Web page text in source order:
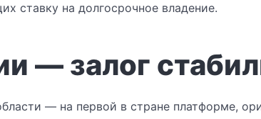
ставку на долгосрочное владение.
— залог
— на первой в стране платформе,